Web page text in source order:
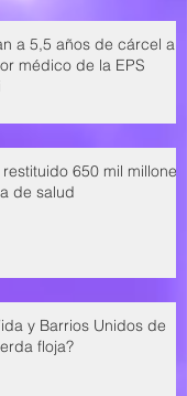
a 5,5 años de cárcel a
médico de la EPS
650 mil millones
de salud
y Barrios Unidos de
floja?